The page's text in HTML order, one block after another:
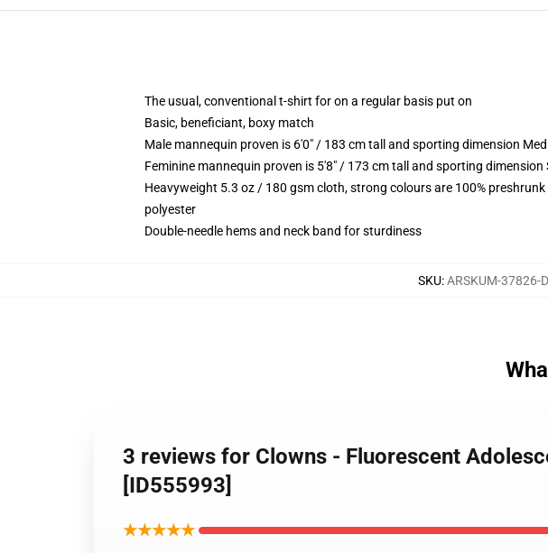
The usual, conventional t-shirt for on a regular basis put on
Basic, beneficiant, boxy match
Male mannequin proven is 6'0" / 183 cm tall and sporting dimension
Feminine mannequin proven is 5'8" / 173 cm tall and sporting dimension
Heavyweight 5.3 oz / 180 gsm cloth, strong colours are 100%
polyester
Double-needle hems and neck band for sturdiness
SKU:ARSKUM-37826-
3 reviews for Clowns - Fluorescent
[ID555993]
★★★★★